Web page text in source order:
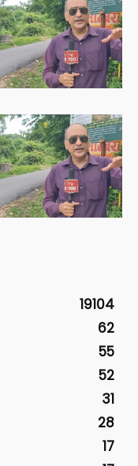
19104
62
55
52
31
28
17